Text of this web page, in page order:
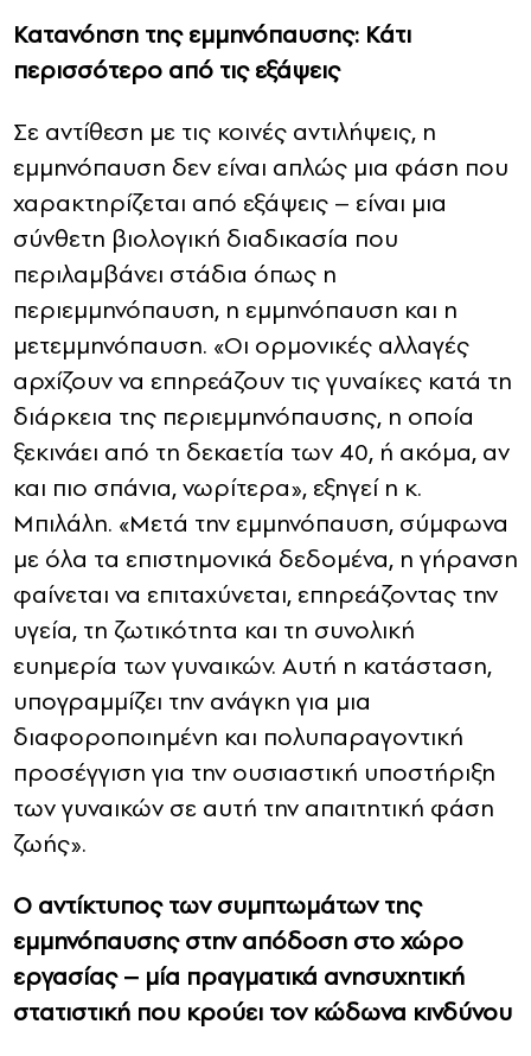
Κατανόηση της εμμηνόπαυσης: Κάτι
περισσότερο από τις εξάψεις
Σε αντίθεση με τις κοινές αντιλήψεις, η
εμμηνόπαυση δεν είναι απλώς μια φάση που
χαρακτηρίζεται από εξάψεις – είναι μια
σύνθετη βιολογική διαδικασία που
περιλαμβάνει στάδια όπως η
περιεμμηνόπαυση, η εμμηνόπαυση και η
μετεμμηνόπαυση. «Οι ορμονικές αλλαγές
αρχίζουν να επηρεάζουν τις γυναίκες κατά τη
διάρκεια της περιεμμηνόπαυσης, η οποία
ξεκινάει από τη δεκαετία των 40, ή ακόμα, αν
και πιο σπάνια, νωρίτερα», εξηγεί η κ.
Μπιλάλη. «Μετά την εμμηνόπαυση, σύμφωνα
με όλα τα επιστημονικά δεδομένα, η γήρανση
φαίνεται να επιταχύνεται, επηρεάζοντας την
υγεία, τη ζωτικότητα και τη συνολική
ευημερία των γυναικών. Αυτή η κατάσταση,
υπογραμμίζει την ανάγκη για μια
διαφοροποιημένη και πολυπαραγοντική
προσέγγιση για την ουσιαστική υποστήριξη
των γυναικών σε αυτή την απαιτητική φάση
ζωής».
Ο αντίκτυπος των συμπτωμάτων της
εμμηνόπαυσης στην απόδοση στο χώρο
εργασίας – μία πραγματικά ανησυχητική
στατιστική που κρούει τον κώδωνα κινδύνου